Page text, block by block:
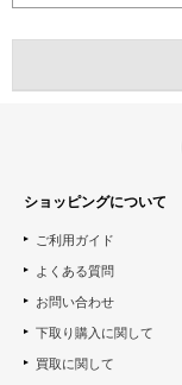
ショッピングについて
ご利用ガイド
よくある質問
お問い合わせ
下取り購入に関して
買取に関して